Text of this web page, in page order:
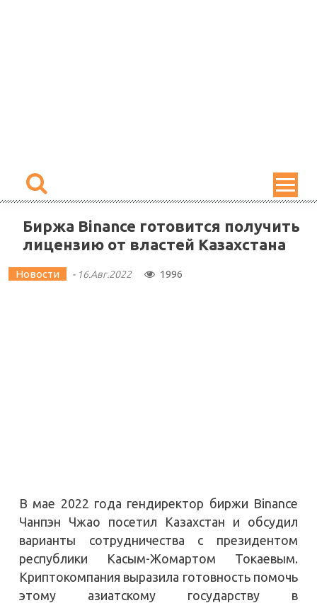
Биржа Binance готовится получить
лицензию от властей Казахстана
Новости - 16.Авг.2022 1996
В мае 2022 года гендиректор биржи Binance
Чанпэн Чжао посетил Казахстан и обсудил
варианты сотрудничества с президентом
республики Касым-Жомартом Токаевым.
Криптокомпания выразила готовность помочь
этому азиатскому государству в